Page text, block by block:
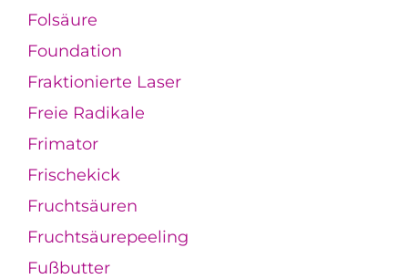
Folsäure
Foundation
Fraktionierte Laser
Freie Radikale
Frimator
Frischekick
Fruchtsäuren
Fruchtsäurepeeling
Fußbutter